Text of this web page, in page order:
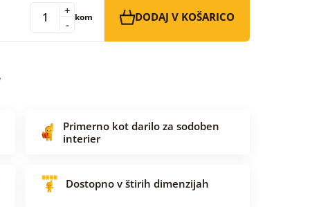
-
+ kom DODAJ V KOŠARICO
Primerno kot darilo za sodoben
interier
Dostopno v štirih dimenzijah